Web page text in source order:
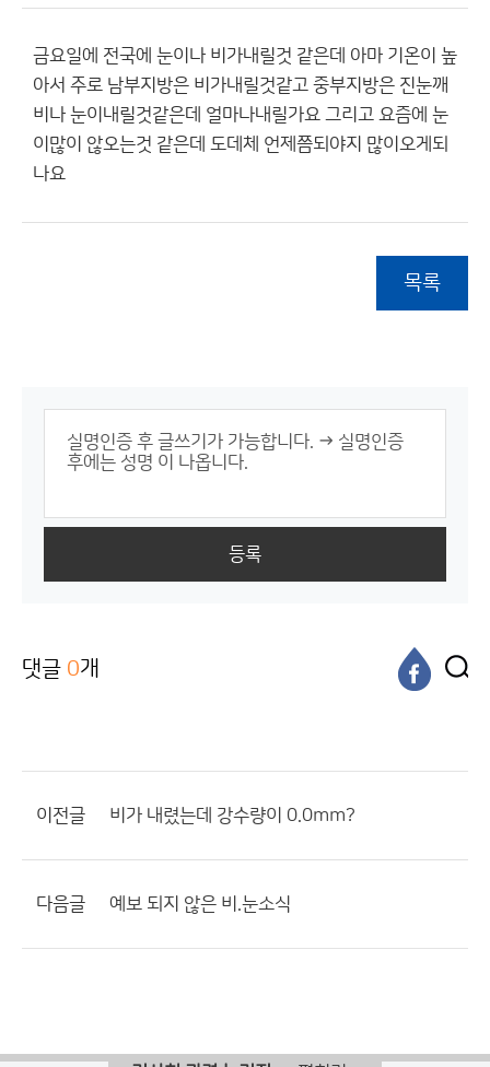
금요일에 전국에 눈이나 비가내릴것 같은데 아마 기온이 높
아서 주로 남부지방은 비가내릴것같고 중부지방은 진눈깨
비나 눈이내릴것같은데 얼마나내릴가요 그리고 요즘에 눈
이많이 않오는것 같은데 도데체 언제쯤되야지 많이오게되
나요
목록
등록
댓글 0개
이전글 비가 내렸는데 강수량이 0.0mm?
다음글 예보 되지 않은 비.눈소식